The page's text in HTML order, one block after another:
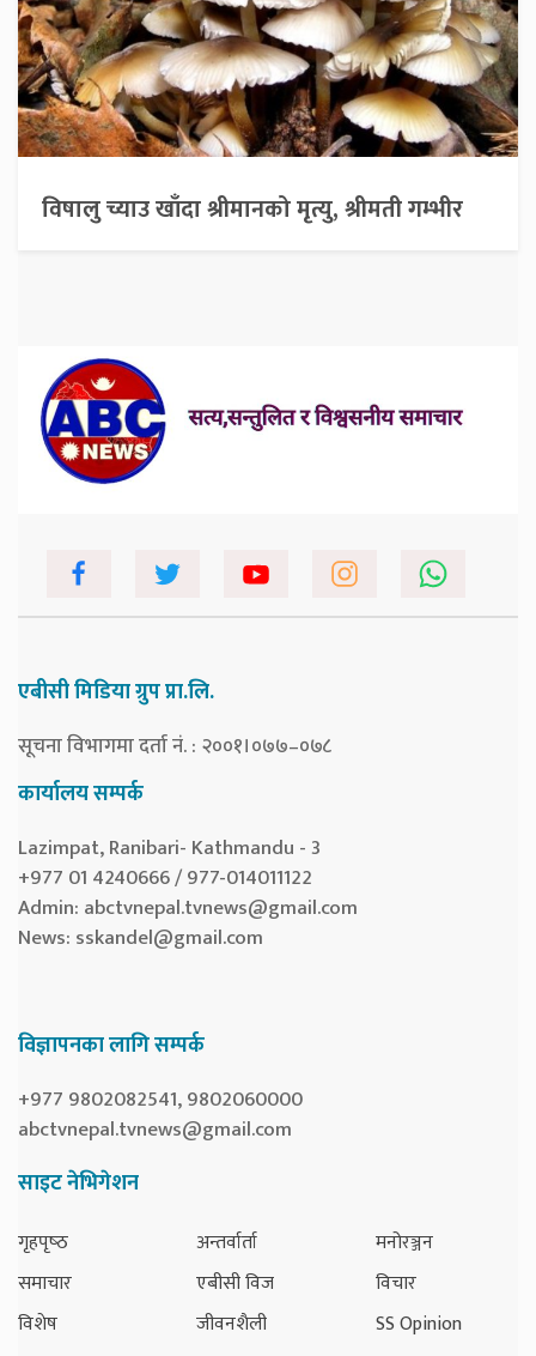
विषालु च्याउ खाँदा श्रीमानको मृत्यु, श्रीमती गम्भीर
एबीसी मिडिया ग्रुप प्रा.लि.
सूचना विभागमा दर्ता नं. : २००१।०७७–०७८
कार्यालय सम्पर्क
Lazimpat, Ranibari- Kathmandu - 3
+977 01 4240666 / 977-014011122
Admin: abctvnepal.tvnews@gmail.com
News: sskandel@gmail.com
विज्ञापनका लागि सम्पर्क
+977 9802082541, 9802060000
abctvnepal.tvnews@gmail.com
साइट नेभिगेशन
गृहपृष्‍ठ
समाचार
विशेष
अन्तर्वार्ता
एबीसी विज
जीवनशैली
मनोरञ्जन
विचार
SS Opinion